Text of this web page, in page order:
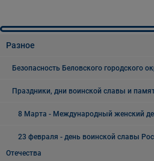
Разное
Безопасность Беловского городского
Праздники, дни воинской славы и
8 Марта - Международный женский
23 февраля - день воинской славы
Отечества